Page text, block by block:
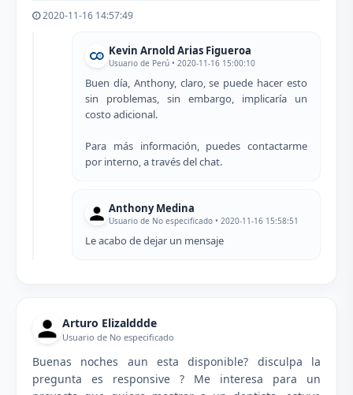
2020-11-16 14:57:49
Kevin Arnold Arias Figueroa
Usuario de Perú • 2020-11-16 15:00:10
Buen día, Anthony, claro, se puede hacer esto
sin problemas, sin embargo, implicaría un
costo adicional.
Para más información, puedes contactarme
por interno, a través del chat.
Anthony Medina
Usuario de No especificado • 2020-11-16 15:58:51
Le acabo de dejar un mensaje
Arturo Elizalddde
Usuario de No especificado
Buenas noches aun esta disponible? disculpa la
pregunta es responsive ? Me interesa para un